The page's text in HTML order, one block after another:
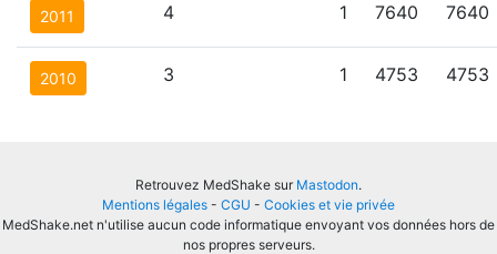
2011 4 1 7640 7640
2010 3 1 4753 4753
Retrouvez MedShake sur Mastodon.
Mentions légales - CGU - Cookies et vie privée
MedShake.net n'utilise aucun code informatique envoyant vos données hors de
nos propres serveurs.